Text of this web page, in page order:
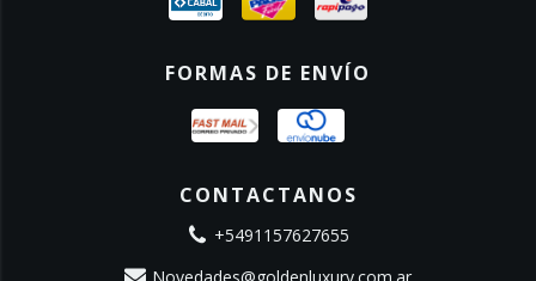
FORMAS DE ENVÍO
CONTACTANOS
+5491157627655
Novedades@goldenluxury.com.ar